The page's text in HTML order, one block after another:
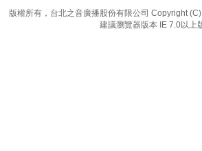
版權所有，台北之音廣播股份有限公司 Copyright
建議瀏覽器版本 IE 7.0以上